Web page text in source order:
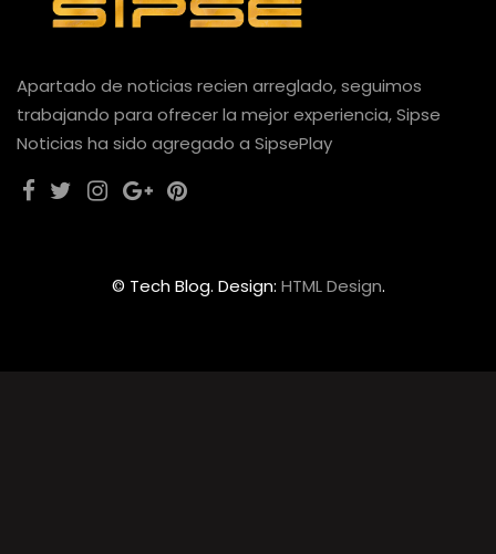
Apartado de noticias recien arreglado, seguimos
trabajando para ofrecer la mejor experiencia, Sipse
Noticias ha sido agregado a SipsePlay
© Tech Blog. Design: HTML Design.